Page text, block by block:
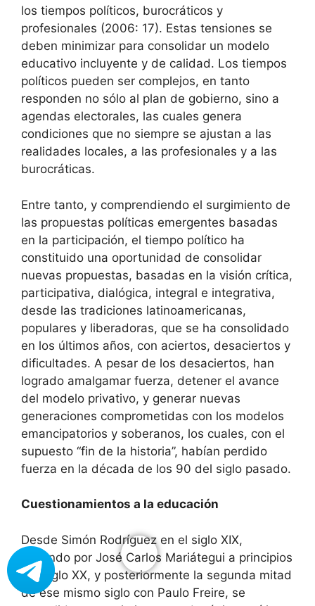
los tiempos políticos, burocráticos y
profesionales (2006: 17). Estas tensiones se
deben minimizar para consolidar un modelo
educativo incluyente y de calidad. Los tiempos
políticos pueden ser complejos, en tanto
responden no sólo al plan de gobierno, sino a
agendas electorales, las cuales genera
condiciones que no siempre se ajustan a las
realidades locales, a las profesionales y a las
burocráticas.
Entre tanto, y comprendiendo el surgimiento de
las propuestas políticas emergentes basadas
en la participación, el tiempo político ha
constituido una oportunidad de consolidar
nuevas propuestas, basadas en la visión crítica,
participativa, dialógica, integral e integrativa,
desde las tradiciones latinoamericanas,
populares y liberadoras, que se ha consolidado
en los últimos años, con aciertos, desaciertos y
dificultades. A pesar de los desaciertos, han
logrado amalgamar fuerza, detener el avance
del modelo privativo, y generar nuevas
generaciones comprometidas con los modelos
emancipatorios y soberanos, los cuales, con el
supuesto “fin de la historia”, habían perdido
fuerza en la década de los 90 del siglo pasado.
Cuestionamientos a la educación
Desde Simón Rodríguez en el siglo XIX,
pasando por José Carlos Mariátegui a principios
del siglo XX, y posteriormente la segunda mitad
de ese mismo siglo con Paulo Freire, se